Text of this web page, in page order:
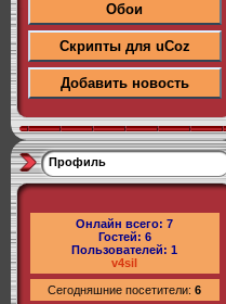
Обои
Скрипты для uCoz
Добавить новость
Профиль
Онлайн всего: 7
Гостей: 6
Пользователей: 1
v4sil
Сегодняшние посетители: 6